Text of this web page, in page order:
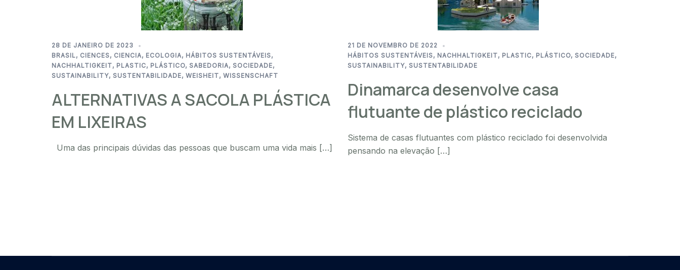
28 DE JANEIRO DE 2023
BRASIL, CIENCES, CIENCIA, ECOLOGIA, HÁBITOS SUSTENTÁVEIS,
NACHHALTIGKEIT, PLASTIC, PLÁSTICO, SABEDORIA, SOCIEDADE,
SUSTAINABILITY, SUSTENTABILIDADE, WEISHEIT, WISSENSCHAFT
ALTERNATIVAS A SACOLA PLÁSTICA
EM LIXEIRAS
Uma das principais dúvidas das pessoas que buscam uma vida mais […]
21 DE NOVEMBRO DE 2022
HÁBITOS SUSTENTÁVEIS, NACHHALTIGKEIT, PLASTIC, PLÁSTICO, SOCIEDADE,
SUSTAINABILITY, SUSTENTABILIDADE
Dinamarca desenvolve casa
flutuante de plástico reciclado
Sistema de casas flutuantes com plástico reciclado foi desenvolvida
pensando na elevação […]